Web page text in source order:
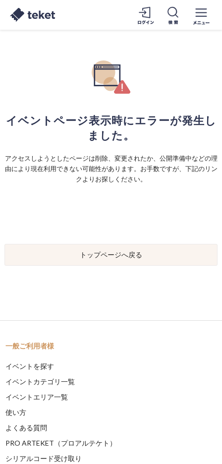
イベントページ表示時にエラーが発生し
ました。
アクセスしようとしたページは削除、変更されたか、公開準備中などの理
由により現在利用できない可能性があります。お手数ですが、下記のリン
クよりお探しください。
トップページへ戻る
一般ご利用者様
イベントを探す
イベントカテゴリ一覧
イベントエリア一覧
使い方
よくある質問
PRO ARTEKET（プロアルテケト）
シリアルコード受け取り